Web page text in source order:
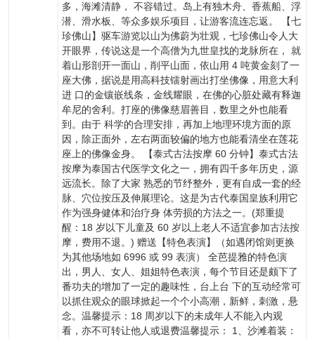
多，海滩清静， 不容错过。岛上有独木舟、香蕉船、浮
潜、滑水板、等众多娱乐项目，让游客流连忘返。 【七
珍佛山】驱车游览以山为佛蔚为壮观，七珍佛山令人大
开眼界，传说这是一个高僧为九世皇找的龙脉所在， 就
着山形剖开一面山，削平山面，依山用 4 吨黄金刻了一
座大佛，据说是用高科技镭射画出打坐佛像，用意大利
进 口的金镶嵌线条，金线耀眼，在佛的心脏处藏有释迦
牟尼的舍利。打座的佛像慈眉善目，数里之外也能看
到。由于 科学的合理安排，再加上地理环境方面的原
因，除正面外，左右两面较偏的地方也能看清坐在莲花
座上的佛像金身。 【泰式古法按摩 60 分钟】泰式古法
按摩为泰国古代医学文化之一，拥有四千多年历史，源
远流长。除了大家 熟悉的节纾整外，更有自成一套的经
脉、穴位按压及伸展理论。这是为古代泰国皇族利用它
作为强身健体和治疗身 体劳损的方法之一。(郑重提
醒：18 岁以下儿童及 60 岁以上老人不适宜参加古法按
摩，费用不退。) 赠送【特色表演】（如遇闭馆则更换
为其他场地如 6996 或 99 表演） 全芭提雅的特色演
出，男人、女人、姐姐特色表演，每个节目还是颇下了
番功夫的增加了一定的趣味性，台上台 下的互动经常可
以抓住观众的眼球掀起一个个小高潮，新鲜，刺激，悬
念。温馨提示：18 周岁以下的未成年人不能入内观
看，亦不可转让他人或退费温馨提示： 1、沙滩着装：